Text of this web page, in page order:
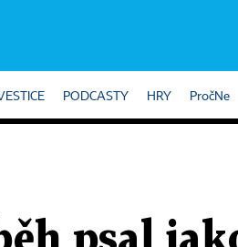
PODCASTY HRY PročNe